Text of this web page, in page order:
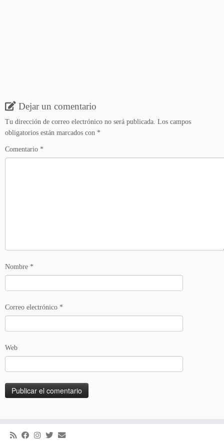
Dejar un comentario
Tu dirección de correo electrónico no será publicada. Los campos
obligatorios están marcados con *
Comentario *
Nombre *
Correo electrónico *
Web